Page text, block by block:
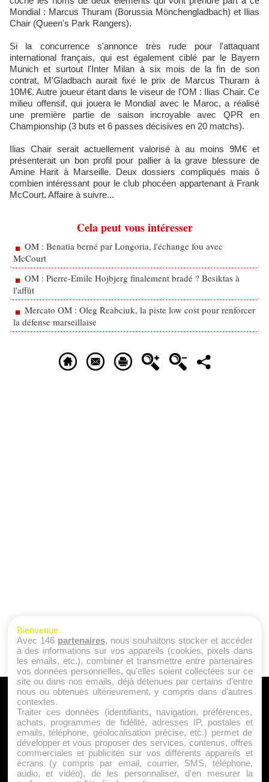
Mondial : Marcus Thuram (Borussia Mönchengladbach) et Ilias
Chair (Queen's Park Rangers).
Si la concurrence s'annonce très rude pour l'attaquant
international français, qui est également ciblé par le Bayern
Munich et surtout l'Inter Milan à six mois de la fin de son
contrat, M'Gladbach aurait fixé le prix de Marcus Thuram à
10M€. Autre joueur étant dans le viseur de l'OM : Ilias Chair. Ce
milieu offensif, qui jouera le Mondial avec le Maroc, a réalisé
une première partie de saison incroyable avec QPR en
Championship (3 buts et 6 passes décisives en 20 matchs).
Ilias Chair serait actuellement valorisé à au moins 9M€ et
présenterait un bon profil pour pallier à la grave blessure de
Amine Harit à Marseille. Deux dossiers compliqués mais ô
combien intéressant pour le club phocéen appartenant à Frank
McCourt. Affaire à suivre...
Cela peut vous intéresser
OM : Benatia berné par Longoria, l'échange fou avec
McCourt
OM : Pierre-Emile Hojbjerg finalement bradé ? Besiktas à
l'affût
Mercato OM : Oleg Reabciuk, la piste low cost pour renforcer
la défense marseillaise
A PROPOS
Qui sommes nous ?
Mentions Légales
Publicité
Politique de Cookies
Bienvenue
Avec 146 partenaires, nous souhaitons stocker et accéder
à des informations sur vos appareils (cookies, pixels dans
les emails, etc.), combiner et transmettre entre partenaires
vos données personnelles, qu'elles soient collectées sur ce
site ou dans nos emails, déjà détenues par certains d'entre
nous ou obtenues ultérieurement, y compris dans d'autres
contextes.
Traiter ces données (identifiants, navigation, préférences,
achats, programmes de fidélité, adresses IP, postales et
emails, téléphone, géolocalisation précise, etc.) permet de
développer et vous proposer des services, contenus, offres
commerciales et publicités sur vos différents appareils et
écrans (y compris par email, courrier, SMS, téléphone,
audio, et vidéo), de les personnaliser, d'en mesurer la